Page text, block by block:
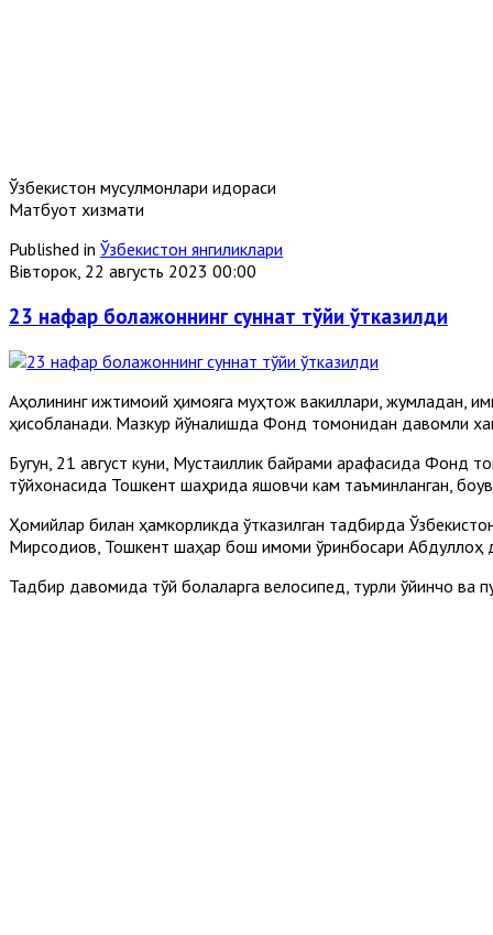
Ўзбекистон мусулмонлари идораси
Матбуот хизмати
Published in Ўзбекистон янгиликлари
Вівторок, 22 августь 2023 00:00
23 нафар болажоннинг суннат тўйи ўтказилди
Аҳолининг ижтимоий ҳимояга муҳтож вакиллари, жумладан,
ҳисобланади. Мазкур йўналишда Фонд томонидан давомли
Бугун, 21 август куни, Мустақиллик байрами арафасида Фонд
тўйхонасида Тошкент шаҳрида яшовчи кам таъминланган,
Ҳомийлар билан ҳамкорликда ўтказилган тадбирда
Мирсодиқов, Тошкент шаҳар бош имоми ўринбосари
Тадбир давомида тўй болаларга велосипед, турли ўйинчоқ ва